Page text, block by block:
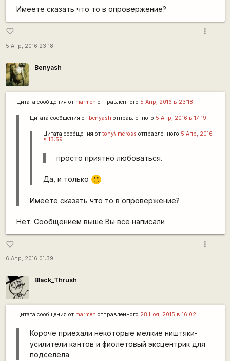
Имеете сказать что то в опровержение?
favorite_border
5 Апр, 2016 23:18
more_vert
Benyash
Цитата сообщения от marmen отправленного 5 Апр, 2016 в 23:18
Цитата сообщения от benyash отправленного 5 Апр, 2016 в 17:19
Цитата сообщения от tony\.mcross отправленного 5 Апр, 2016
в 13:59
просто приятно любоваться.
Да, и только :)
Имеете сказать что то в опровержение?
Нет. Сообщением выше Вы все написали
favorite_border
6 Апр, 2016 01:39
more_vert
Black_Thrush
Цитата сообщения от marmen отправленного 28 Ноя, 2015 в 16:02
Короче приехали некоторые мелкие ништяки-
усилители кантов и фиолетовый эксцентрик для
подселела.